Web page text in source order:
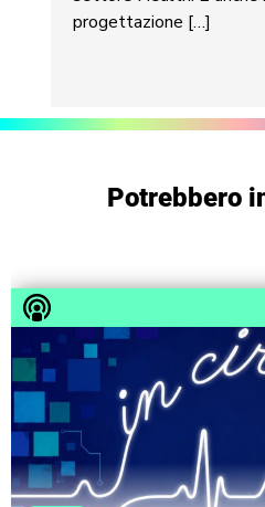
progettazione […]
Potrebbero